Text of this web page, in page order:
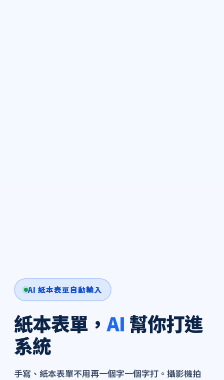
AI 紙本表單自動輸入
紙本表單， AI 幫你打進
系統
手寫、紙本表單不用再一個字一個字打。攝影機拍